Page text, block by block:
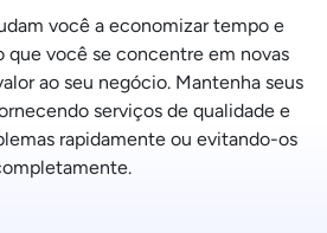
você a economizar tempo e
que você se concentre em novas
ao seu negócio. Mantenha seus
serviços de qualidade e
rapidamente ou evitando-os